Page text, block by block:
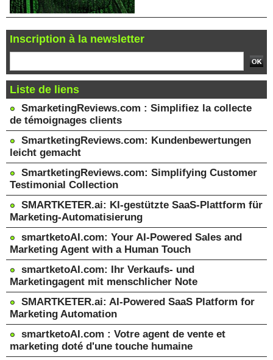
Inscription à la newsletter
Liste de liens
SmarketingReviews.com : Simplifiez la collecte
de témoignages clients
SmartketingReviews.com: Kundenbewertungen
leicht gemacht
SmartketingReviews.com: Simplifying Customer
Testimonial Collection
SMARTKETER.ai: KI-gestützte SaaS-Plattform für
Marketing-Automatisierung
smartketoAI.com: Your AI-Powered Sales and
Marketing Agent with a Human Touch
smartketoAI.com: Ihr Verkaufs- und
Marketingagent mit menschlicher Note
SMARTKETER.ai: AI-Powered SaaS Platform for
Marketing Automation
smartketoAI.com : Votre agent de vente et
marketing doté d'une touche humaine